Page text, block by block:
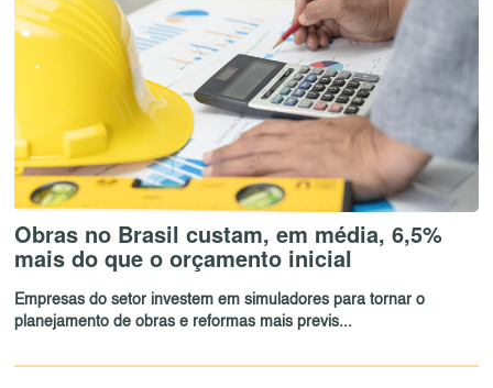
Obras no Brasil custam, em média, 6,5%
mais do que o orçamento inicial
Empresas do setor investem em simuladores para tornar o
planejamento de obras e reformas mais previs...